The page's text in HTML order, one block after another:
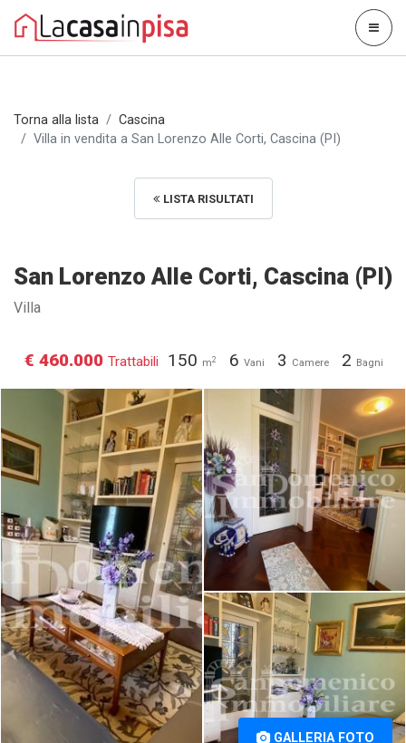
Torna alla lista
Cascina
Villa in vendita a San Lorenzo Alle Corti, Cascina (PI)
LISTA RISULTATI
San Lorenzo Alle Corti, Cascina (PI)
Villa
150 m2 6 Vani 3 Camere 2 Bagni
€ 460.000 Trattabili
Villa in vendita a San Lorenzo
Alle Corti, Cascina (PI) [1/23]
Villa in vendita a San Lorenzo
Alle Corti, Cascina (PI) [2/23]
Villa in vendita a San Lorenzo
Alle Corti, Cascina (PI) [3/23]
GALLERIA FOTO